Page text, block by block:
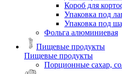
Короб для
Упаковка под
Упаковка под
Фольга алюминиевая
Пищевые продукты
Пищевые продукты
Порционные сахар,